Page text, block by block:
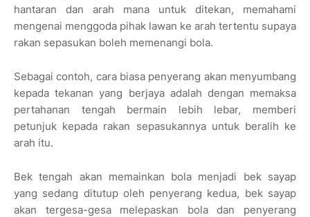
hantaran dan arah mana untuk ditekan, memahami
mengenai menggoda pihak lawan ke arah tertentu supaya
rakan sepasukan boleh memenangi bola.
Sebagai contoh, cara biasa penyerang akan menyumbang
kepada tekanan yang berjaya adalah dengan memaksa
pertahanan tengah bermain lebih lebar, memberi
petunjuk kepada rakan sepasukannya untuk beralih ke
arah itu.
Bek tengah akan memainkan bola menjadi bek sayap
yang sedang ditutup oleh penyerang kedua, bek sayap
akan tergesa-gesa melepaskan bola dan penyerang